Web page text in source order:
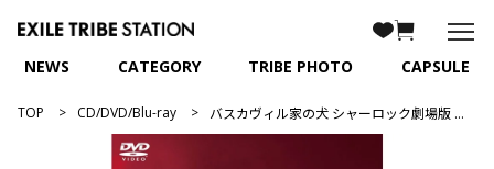
NEWS CATEGORY TRIBE PHOTO CAPSULE
TOP CD/DVD/Blu-ray バスカヴィル家の犬 シャーロック劇場版 DVD 特別版